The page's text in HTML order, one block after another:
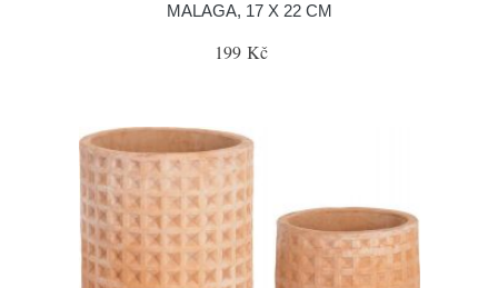
MALAGA, 17 X 22 CM
199 Kč